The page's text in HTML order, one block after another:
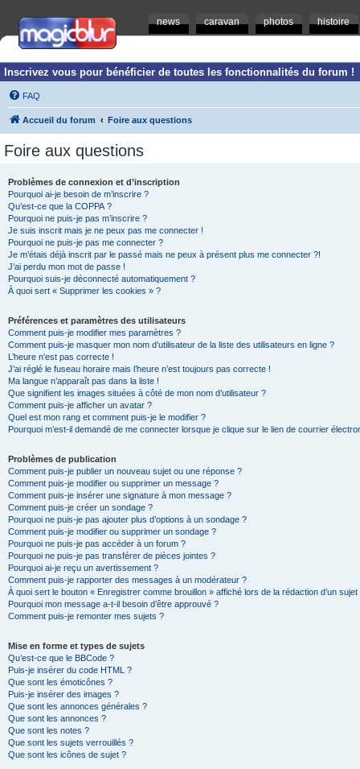
news caravan photos histoire
Inscrivez vous pour bénéficier de toutes les fonctionnalités du forum !
FAQ
Accueil du forum Foire aux questions
Foire aux questions
Problèmes de connexion et d’inscription
Pourquoi ai-je besoin de m’inscrire ?
Qu’est-ce que la COPPA ?
Pourquoi ne puis-je pas m’inscrire ?
Je suis inscrit mais je ne peux pas me connecter !
Pourquoi ne puis-je pas me connecter ?
Je m’étais déjà inscrit par le passé mais ne peux à présent plus me connecter ?!
J’ai perdu mon mot de passe !
Pourquoi suis-je déconnecté automatiquement ?
À quoi sert « Supprimer les cookies » ?
Préférences et paramètres des utilisateurs
Comment puis-je modifier mes paramètres ?
Comment puis-je masquer mon nom d’utilisateur de la liste des utilisateurs en ligne ?
L’heure n’est pas correcte !
J’ai réglé le fuseau horaire mais l’heure n’est toujours pas correcte !
Ma langue n’apparaît pas dans la liste !
Que signifient les images situées à côté de mon nom d’utilisateur ?
Comment puis-je afficher un avatar ?
Quel est mon rang et comment puis-je le modifier ?
Pourquoi m’est-il demandé de me connecter lorsque je clique sur le lien de courrier
Problèmes de publication
Comment puis-je publier un nouveau sujet ou une réponse ?
Comment puis-je modifier ou supprimer un message ?
Comment puis-je insérer une signature à mon message ?
Comment puis-je créer un sondage ?
Pourquoi ne puis-je pas ajouter plus d’options à un sondage ?
Comment puis-je modifier ou supprimer un sondage ?
Pourquoi ne puis-je pas accéder à un forum ?
Pourquoi ne puis-je pas transférer de pièces jointes ?
Pourquoi ai-je reçu un avertissement ?
Comment puis-je rapporter des messages à un modérateur ?
À quoi sert le bouton « Enregistrer comme brouillon » affiché lors de la rédaction d’un sujet
Pourquoi mon message a-t-il besoin d’être approuvé ?
Comment puis-je remonter mes sujets ?
Mise en forme et types de sujets
Qu’est-ce que le BBCode ?
Puis-je insérer du code HTML ?
Que sont les émoticônes ?
Puis-je insérer des images ?
Que sont les annonces générales ?
Que sont les annonces ?
Que sont les notes ?
Que sont les sujets verrouillés ?
Que sont les icônes de sujet ?